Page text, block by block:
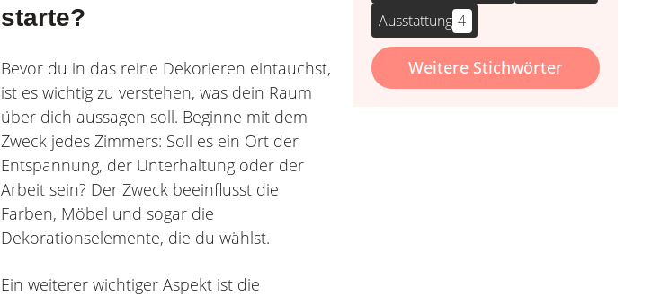
starte?
Bevor du in das reine Dekorieren eintauchst,
ist es wichtig zu verstehen, was dein Raum
über dich aussagen soll. Beginne mit dem
Zweck jedes Zimmers: Soll es ein Ort der
Entspannung, der Unterhaltung oder der
Arbeit sein? Der Zweck beeinflusst die
Farben, Möbel und sogar die
Dekorationselemente, die du wählst.
Ein weiterer wichtiger Aspekt ist die
Ausstattung 4
Weitere Stichwörter